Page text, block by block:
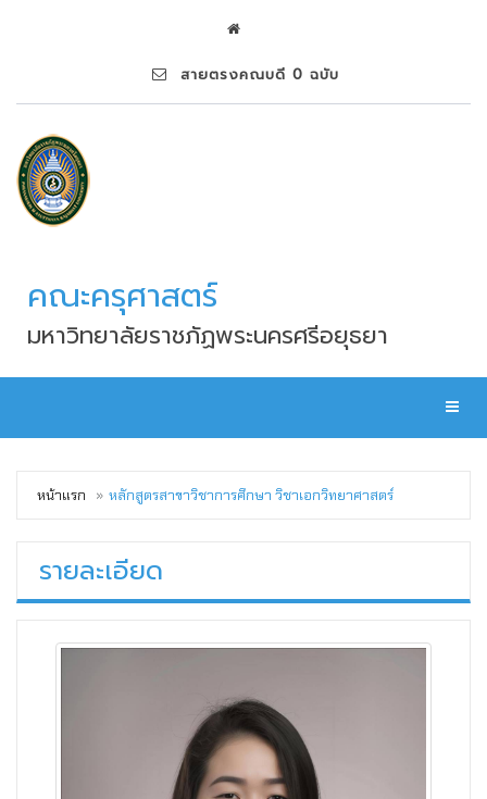
สายตรงคณบดี 0 ฉบับ
คณะครุศาสตร์
มหาวิทยาลัยราชภัฏพระนครศรีอยุธยา
หน้าแรก หลักสูตรสาขาวิชาการศึกษา วิชาเอกวิทยาศาสตร์
รายละเอียด